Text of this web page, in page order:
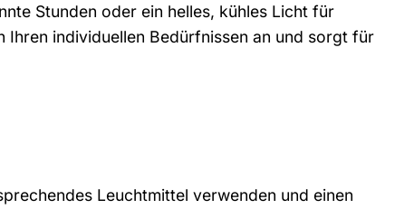
Stunden oder ein helles, kühles Licht für
Ihren individuellen Bedürfnissen an und sorgt für
Leuchtmittel verwenden und einen